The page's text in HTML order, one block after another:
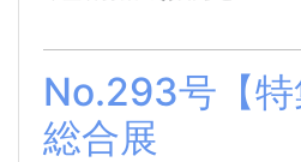
No.293号【
総合展